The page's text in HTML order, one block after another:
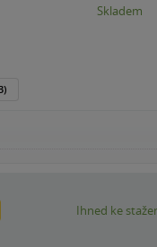
Skladem
Ihned ke